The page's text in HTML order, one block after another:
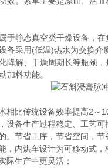
于静态真空类干燥设备，
备采用(低温)热水为交换
降解、干燥周期长等瓶颈
加料功能。
相比传统设备效率提高2～
设备生产过程稳定、工艺可
节省工序，节省空间，节
内烘车设计为可移动式，
际生产中更灵活；